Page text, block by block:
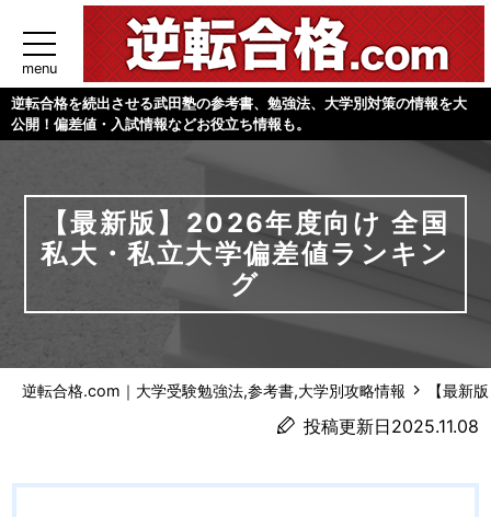
menu
逆転合格を続出させる武田塾の参考書、勉強法、大学別対策の情報を大
公開！偏差値・入試情報などお役立ち情報も。
【最新版】2026年度向け 全国
私大・私立大学偏差値ランキン
グ
逆転合格.com｜大学受験勉強法,参考書,大学別攻略情報 【最新
投稿更新日2025.11.08